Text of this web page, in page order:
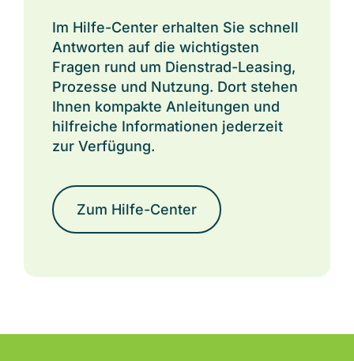
Im Hilfe-Center erhalten Sie schnell
Antworten auf die wichtigsten
Fragen rund um Dienstrad-Leasing,
Prozesse und Nutzung. Dort stehen
Ihnen kompakte Anleitungen und
hilfreiche Informationen jederzeit
zur Verfügung.
Zum Hilfe-Center